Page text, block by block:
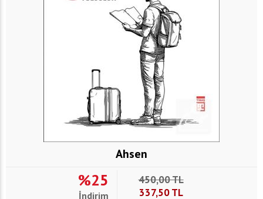
Ahsen
%25
İndirim
450,00TL
337,50TL